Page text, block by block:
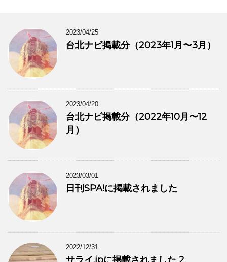
2023/04/25
台北ナビ掲載分（2023年1月〜3月）
2023/04/20
台北ナビ掲載分（2022年10月〜12
月）
2023/03/01
日刊SPA!に掲載されました
2022/12/31